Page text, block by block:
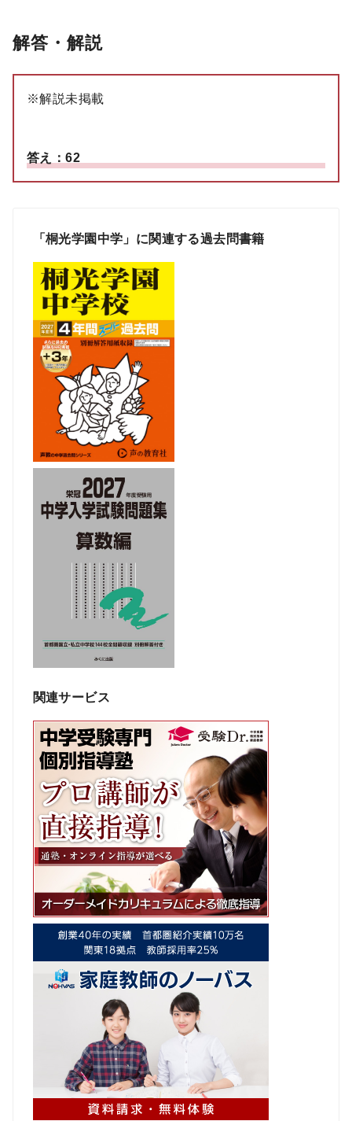
解答・解説
※解説未掲載
答え：62
「桐光学園中学」に関連する過去問書籍
関連サービス